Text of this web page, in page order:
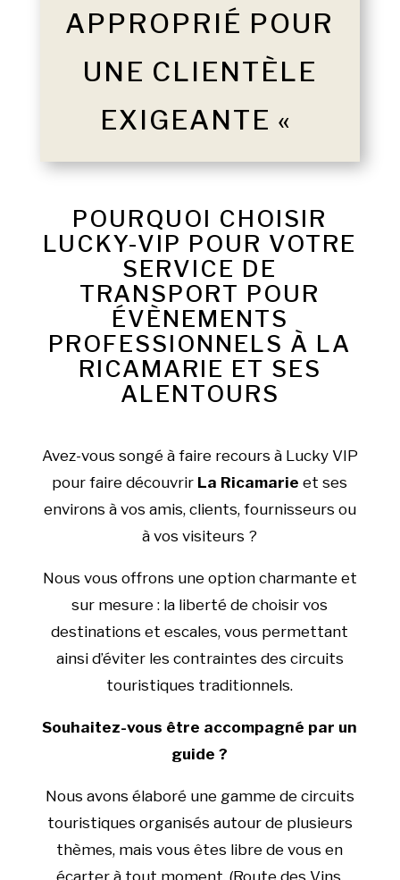
APPROPRIÉ POUR
UNE CLIENTÈLE
EXIGEANTE «
POURQUOI CHOISIR
LUCKY-VIP POUR VOTRE
SERVICE DE
TRANSPORT POUR
ÉVÈNEMENTS
PROFESSIONNELS À LA
RICAMARIE ET SES
ALENTOURS
Avez-vous songé à faire recours à Lucky VIP
pour faire découvrir La Ricamarie et ses
environs à vos amis, clients, fournisseurs ou
à vos visiteurs ?
Nous vous offrons une option charmante et
sur mesure : la liberté de choisir vos
destinations et escales, vous permettant
ainsi d’éviter les contraintes des circuits
touristiques traditionnels.
Souhaitez-vous être accompagné par un
guide ?
Nous avons élaboré une gamme de circuits
touristiques organisés autour de plusieurs
thèmes, mais vous êtes libre de vous en